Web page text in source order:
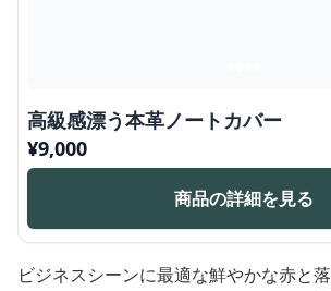
高級感漂う本革ノートカバー
¥9,000
商品の詳細を見る
ビジネスシーンに最適な鮮やかな赤と